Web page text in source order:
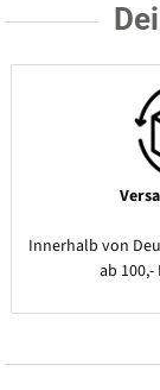
Innerhalb von
ab